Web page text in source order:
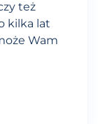
też
kilka lat
Wam